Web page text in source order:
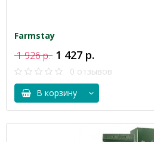
Farmstay
1 926 р. 1 427 р.
0 отзывов
В корзину